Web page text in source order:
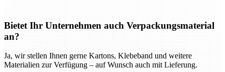
Bietet Ihr Unternehmen auch Verpackungsmaterial
an?
Ja, wir stellen Ihnen gerne Kartons, Klebeband und weitere
Materialien zur Verfügung – auf Wunsch auch mit Lieferung.